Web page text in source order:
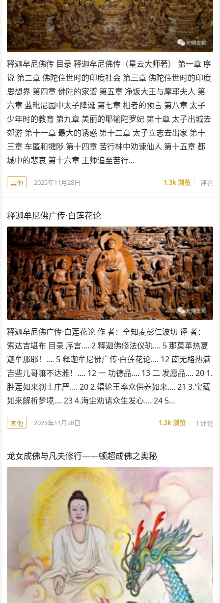
释迦牟尼佛传 目录 释迦牟尼佛传（星云大师著） 第一章 序
说 第二章 佛陀住世时的印度社会 第三章 佛陀住世时的印度
思想界 第四章 佛陀的家谱 第五章 净饭大王与摩耶夫人 第
六章 蓝毗尼园中太子降诞 第七章 相者的预言 第八章 太子
少年时的教育 第九章 美丽的耶输陀罗妃 第十章 太子出城去
郊游 第十一章 最大的诱惑 第十二章 太子立志去出家 第十
三章 车匿和犍陟 第十四章 苦行林中劝谏仙人 第十五章 都
城中的悲哀 第十六章 王师追至苦行…
其他 2025年11月28日 1.3k浏览 评论
释迦牟尼佛广传·白莲花论
释迦牟尼佛广传·白莲花论 作 者：全知麦彭仁波切 译 者：
索达吉堪布 目录 序言.... 2 释迦佛修法仪轨.... 5 那莫革热夏
迦牟那耶！.... 5 释迦牟尼佛广传·白莲花论.... 12 南无格热满
吉些儿哥嘛不达雅！.... 12 一 功德品.... 13 二 发愿品.... 20 1.
胜莲如来刹土庄严.... 20 2.辐轮王率众供养如来.... 21 3.宝藏
如来解析梦境.... 23 4.海尘劝请众生发心.... 24 5…
其他 2025年11月28日 1.3k浏览 1 评论
龙女成佛与凡夫修行——顿超成佛之奥秘